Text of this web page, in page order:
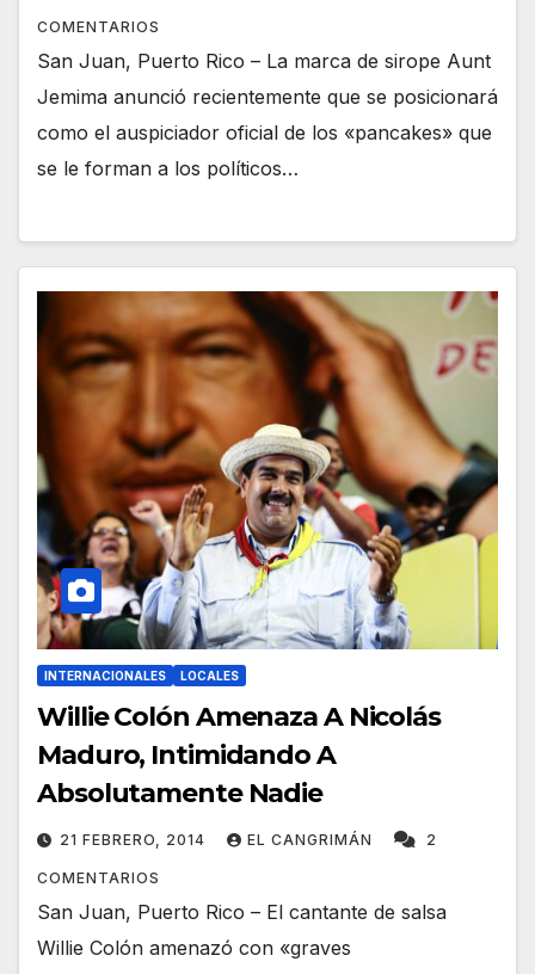
COMENTARIOS
San Juan, Puerto Rico – La marca de sirope Aunt
Jemima anunció recientemente que se posicionará
como el auspiciador oficial de los «pancakes» que
se le forman a los políticos…
INTERNACIONALES LOCALES
Willie Colón Amenaza A Nicolás
Maduro, Intimidando A
Absolutamente Nadie
21 FEBRERO, 2014 EL CANGRIMÁN 2
COMENTARIOS
San Juan, Puerto Rico – El cantante de salsa
Willie Colón amenazó con «graves